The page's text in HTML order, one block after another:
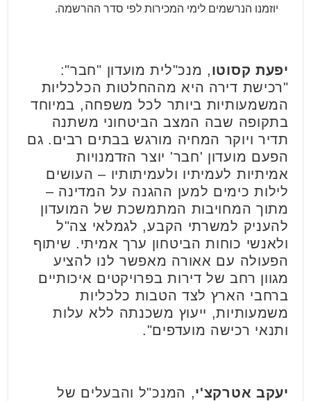
יוזמנו הנרשמים לימי המכירות לפי סדר ההרשמה.
יפעת קסוטו, מנכ"לית מועדון "חבר":
"רכישת דירה היא מההחלטות הכלכליות
המשמעותיות ביותר לכל משפחה, במיוחד
בתקופה שבה המצב הביטחוני משתנה
תדיר ויוקר המחיה מורגש בבתים רבים. גם
הפעם מועדון 'חבר' יוצר הזדמנויות
אמיתיות לעמיתיו ולעמיתותיו – העושים
לילות כימים למען ההגנה על המדינה –
מתוך המחויבות המתמשכת של המועדון
להעניק למשרתי הקבע, לגמלאי צה"ל
ולאנשי כוחות הביטחון ערך אמיתי. שיתוף
הפעולה עם אאורה מאפשר לנו להציע
מגוון רחב של דירות בפרויקטים איכותיים
ברחבי הארץ לצד הטבות כלכליות
משמעותיות, ייעוץ משכנתה ללא עלות
ותנאי רכישה מועדפים".
יעקב אטרקצ'י, המנכ"ל והבעלים של